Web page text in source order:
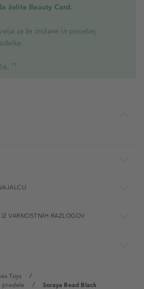
Toys
predele
Soraya Bead Black
želite Beauty Card.
za že znižane in posebej
*1
VARNOSTNIH RAZLOGOV